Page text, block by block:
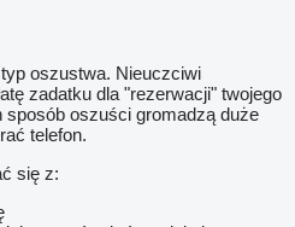
oszustwa. Nieuczciwi
zadatku dla "rezerwacji" twojego
sposób oszuści gromadzą duże
telefon.
się z: